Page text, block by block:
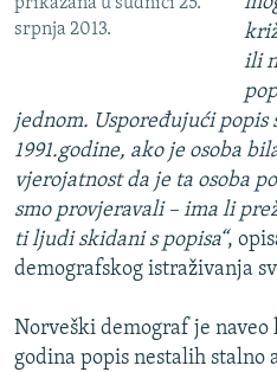
srpnja 2013.
ili
jednom. Uspoređujući popis
1991.godine, ako je osoba
vjerojatnost da je ta osoba
smo provjeravali – ima li
ti ljudi skidani s popisa“,
demografskog istraživanja
Norveški demograf je
godina popis nestalih stalno